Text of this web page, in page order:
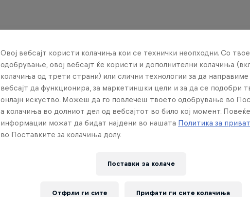
Овој вебсајт користи колачиња кои се технички неопходни. Со твое
одобрување, овој вебсајт ќе користи и дополнителни колачиња
колачиња од трети страни) или слични технологии за да
вебсајт да функционира, за маркетиншки цели и за да се подобри
онлајн искуство. Можеш да го повлечеш твоето одобрување во
а колачиња во долниот дел од вебсајтот во било кој момент. Повеќе
информации можат да бидат најдени во нашата Политика за
во Поставките за колачиња долу.
Поставки за колачe
Отфрли ги сите Прифати ги сите колачиња